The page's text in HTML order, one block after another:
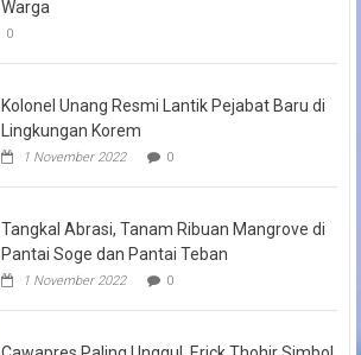
Warga
0
Kolonel Unang Resmi Lantik Pejabat Baru di
Lingkungan Korem
1 November 2022 0
Tangkal Abrasi, Tanam Ribuan Mangrove di
Pantai Soge dan Pantai Teban
1 November 2022 0